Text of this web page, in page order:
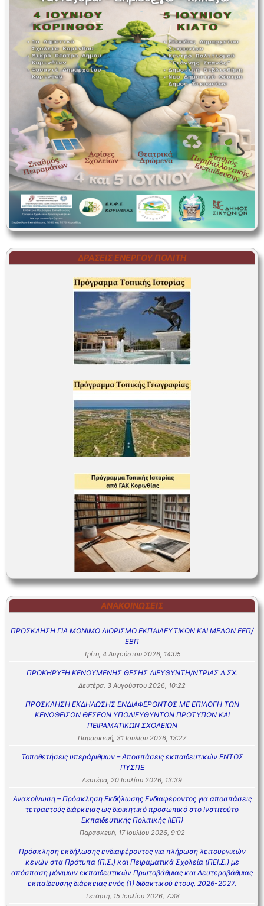
ΔΡΆΣΕΙΣ ΕΝΕΡΓΟΎ ΠΟΛΊΤΗ
ΑΝΑΚΟΙΝΏΣΕΙΣ
ΠΡΟΣΚΛΗΣΗ ΓΙΑ ΜΟΝΙΜΟ ΔΙΟΡΙΣΜΟ ΕΚΠΑΙΔΕΥΤΙΚΩΝ ΚΑΙ ΜΕΛΩΝ ΕΕΠ/
ΕΒΠ
Τρίτη, 4 Αυγούστου 2026, 14:05
ΠΡΟΚΗΡΥΞΗ ΚΕΝΟΥΜΕΝΗΣ ΘΕΣΗΣ ΔΙΕΥΘΥΝΤΗ/ΝΤΡΙΑΣ Δ.ΣΧ.
Δευτέρα, 3 Αυγούστου 2026, 10:22
ΠΡΟΣΚΛΗΣΗ ΕΚΔΗΛΩΣΗΣ ΕΝΔΙΑΦΕΡΟΝΤΟΣ ΜΕ ΕΠΙΛΟΓΗ ΤΩΝ
ΚΕΝΩΘΕΙΣΩΝ ΘΕΣΕΩΝ ΥΠΟΔΙΕΥΘΥΝΤΩΝ ΠΡΟΤΥΠΩΝ ΚΑΙ
ΠΕΙΡΑΜΑΤΙΚΩΝ ΣΧΟΛΕΙΩΝ
Παρασκευή, 31 Ιουλίου 2026, 13:27
Τοποθετήσεις υπεράριθμων – Αποσπάσεις εκπαιδευτικών ΕΝΤΟΣ
ΠΥΣΠΕ
Δευτέρα, 20 Ιουλίου 2026, 13:39
Ανακοίνωση – Πρόσκληση Εκδήλωσης Ενδιαφέροντος για αποσπάσεις
τετραετούς διάρκειας ως διοικητικό προσωπικό στο Ινστιτούτο
Εκπαιδευτικής Πολιτικής (ΙΕΠ)
Παρασκευή, 17 Ιουλίου 2026, 9:02
Πρόσκληση εκδήλωσης ενδιαφέροντος για πλήρωση λειτουργικών
κενών στα Πρότυπα (Π.Σ.) και Πειραματικά Σχολεία (ΠΕΙ.Σ.) με
απόσπαση μόνιμων εκπαιδευτικών Πρωτοβάθμιας και Δευτεροβάθμιας
εκπαίδευσης διάρκειας ενός (1) διδακτικού έτους, 2026-2027.
Τετάρτη, 15 Ιουλίου 2026, 7:38